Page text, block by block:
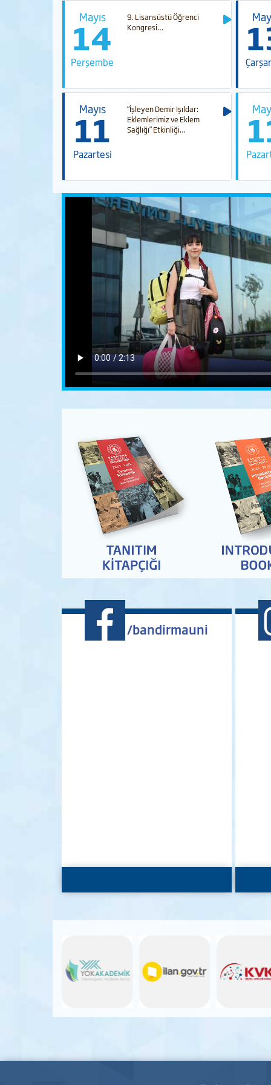
Mayıs
14
Perşembe
9. Lisansüstü Öğrenci
Kongresi…
Mayıs
11
Pazartesi
“İşleyen Demir Işıldar:
Eklemlerimiz ve Eklem
Sağlığı” Etkinliği…
/bandirmauni